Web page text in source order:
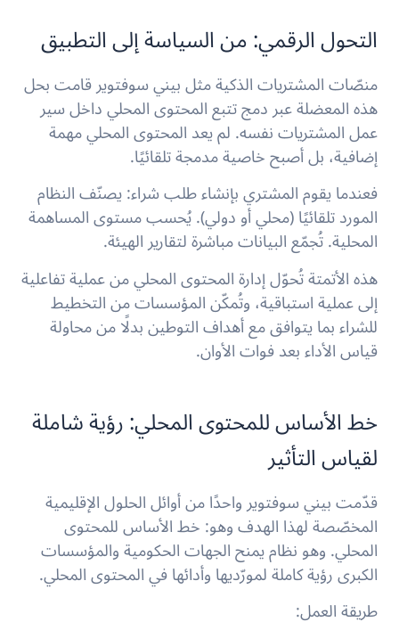
التحول الرقمي: من السياسة إلى التطبيق
منصّات المشتريات الذكية مثل بيني سوفتوير قامت بحل
هذه المعضلة عبر دمج تتبع المحتوى المحلي داخل سير
عمل المشتريات نفسه. لم يعد المحتوى المحلي مهمة
إضافية، بل أصبح خاصية مدمجة تلقائيًا.
فعندما يقوم المشتري بإنشاء طلب شراء: يصنّف النظام
المورد تلقائيًا (محلي أو دولي). يُحسب مستوى المساهمة
المحلية. تُجمّع البيانات مباشرة لتقارير الهيئة.
هذه الأتمتة تُحوّل إدارة المحتوى المحلي من عملية تفاعلية
إلى عملية استباقية، وتُمكّن المؤسسات من التخطيط
للشراء بما يتوافق مع أهداف التوطين بدلًا من محاولة
قياس الأداء بعد فوات الأوان.
خط الأساس للمحتوى المحلي: رؤية شاملة
لقياس التأثير
قدّمت بيني سوفتوير واحدًا من أوائل الحلول الإقليمية
المخصّصة لهذا الهدف وهو: خط الأساس للمحتوى
المحلي. وهو نظام يمنح الجهات الحكومية والمؤسسات
الكبرى رؤية كاملة لمورّديها وأدائها في المحتوى المحلي.
طريقة العمل: